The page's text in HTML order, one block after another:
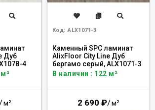
Дуб
4
/м²
Код: ALX1071-3
Каменный SPC ламинат
AlixFloor City Line Дуб
бергамо серый, ALX1071-3
В наличии : 122 м²
2 690 ₽/м²